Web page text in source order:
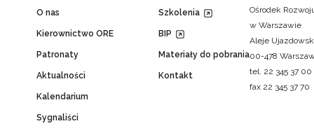
O nas
Kierownictwo ORE
Patronaty
Aktualności
Kalendarium
Sygnaliści
Szkolenia
BIP
Materiały do pobrania
Kontakt
Ośrodek
w Warszawie
Aleje
00-478
tel. 22 345 37 00
fax 22 345 37 70